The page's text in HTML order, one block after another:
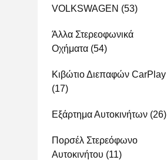
VOLKSWAGEN (53)
Άλλα Στερεοφωνικά
Οχήματα (54)
Κιβώτιο Διεπαφών CarPlay
(17)
Εξάρτημα Αυτοκινήτων (26)
Πορσέλ Στερεόφωνο
Αυτοκινήτου (11)